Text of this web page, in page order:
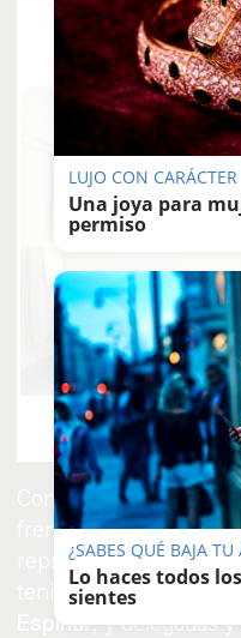
Corepunk MMORPG
Un verdadero MMORPG
antes, pero mejor!
El truco contra la cal
Di adiós a la cal del
Con la alcaldesa
frente, también ha
representación del
tenientes de alcaldesa
Espinar, y delegadas
LUJO CON CARÁCTER
Una joya para
permiso
¿SABES QUÉ BAJA
Lo haces todos
sientes